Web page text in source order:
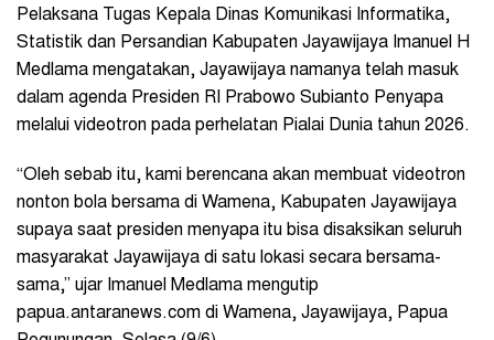
Pelaksana Tugas Kepala Dinas Komunikasi Informatika,
Statistik dan Persandian Kabupaten Jayawijaya Imanuel H
Medlama mengatakan, Jayawijaya namanya telah masuk
dalam agenda Presiden RI Prabowo Subianto Penyapa
melalui videotron pada perhelatan Pialai Dunia tahun 2026.
“Oleh sebab itu, kami berencana akan membuat videotron
nonton bola bersama di Wamena, Kabupaten Jayawijaya
supaya saat presiden menyapa itu bisa disaksikan seluruh
masyarakat Jayawijaya di satu lokasi secara bersama-
sama,” ujar Imanuel Medlama mengutip
papua.antaranews.com di Wamena, Jayawijaya, Papua